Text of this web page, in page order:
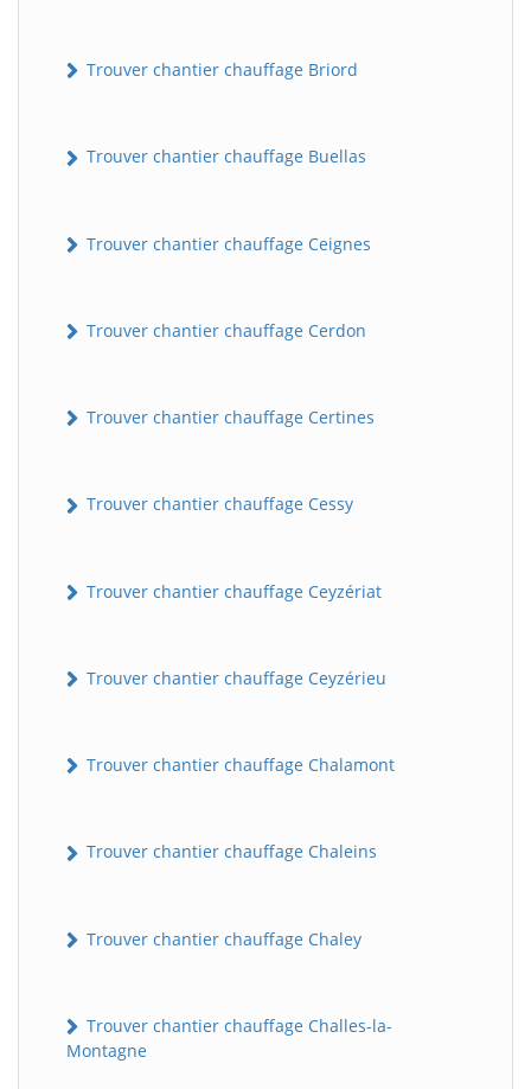
Trouver chantier chauffage Briord
Trouver chantier chauffage Buellas
Trouver chantier chauffage Ceignes
Trouver chantier chauffage Cerdon
Trouver chantier chauffage Certines
Trouver chantier chauffage Cessy
Trouver chantier chauffage Ceyzériat
Trouver chantier chauffage Ceyzérieu
Trouver chantier chauffage Chalamont
Trouver chantier chauffage Chaleins
Trouver chantier chauffage Chaley
Trouver chantier chauffage Challes-la-
Montagne